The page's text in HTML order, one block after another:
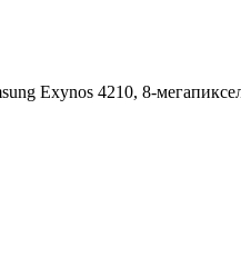
Exynos 4210, 8-